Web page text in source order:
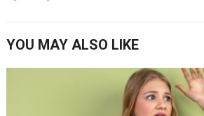
YOU MAY ALSO LIKE